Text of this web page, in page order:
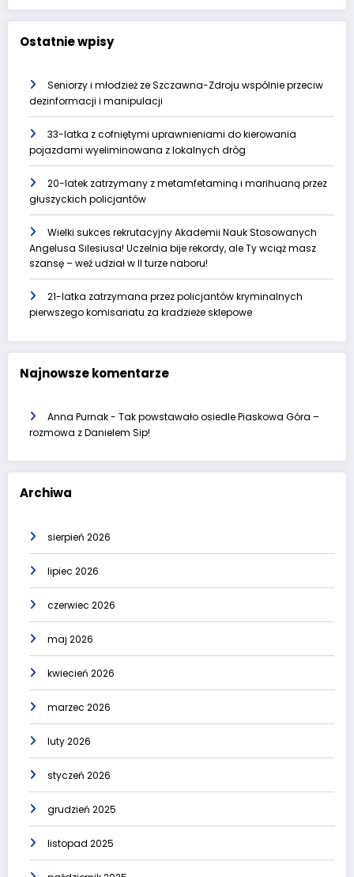
Ostatnie wpisy
Seniorzy i młodzież ze Szczawna-Zdroju wspólnie przeciw
dezinformacji i manipulacji
33-latka z cofniętymi uprawnieniami do kierowania
pojazdami wyeliminowana z lokalnych dróg
20-latek zatrzymany z metamfetaminą i marihuaną przez
głuszyckich policjantów
Wielki sukces rekrutacyjny Akademii Nauk Stosowanych
Angelusa Silesiusa! Uczelnia bije rekordy, ale Ty wciąż masz
szansę – weź udział w II turze naboru!
21-latka zatrzymana przez policjantów kryminalnych
pierwszego komisariatu za kradzieże sklepowe
Najnowsze komentarze
Anna Purnak- Tak powstawało osiedle Piaskowa Góra –
rozmowa z Danielem Sip!
Archiwa
sierpień 2026
lipiec 2026
czerwiec 2026
maj 2026
kwiecień 2026
marzec 2026
luty 2026
styczeń 2026
grudzień 2025
listopad 2025